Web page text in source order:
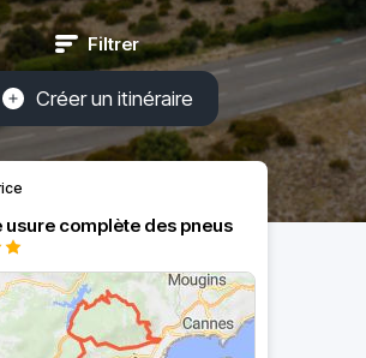
Filtrer
Créer un itinéraire
usure complète des pneus